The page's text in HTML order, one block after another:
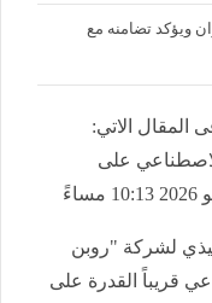
ويؤكد تضامنه مع
المقال الاتي:
على
لشركة "روبن
قريباً القدرة على